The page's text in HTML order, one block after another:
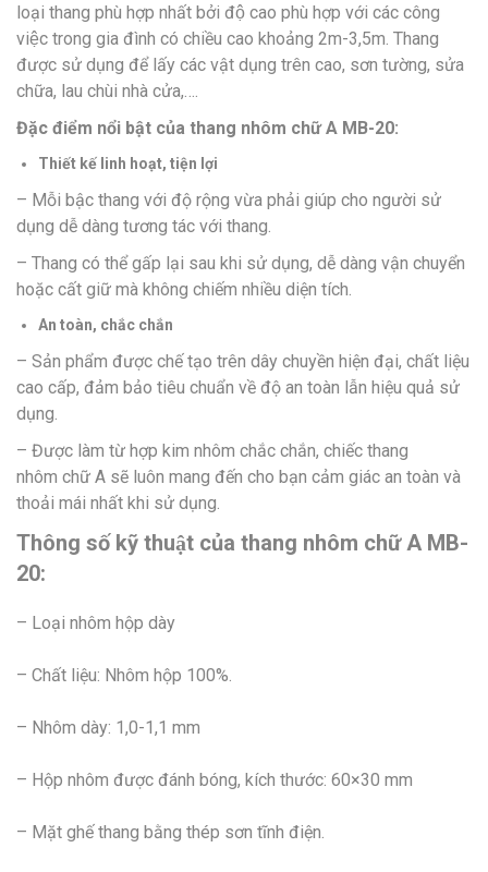
loại thang phù hợp nhất bởi độ cao phù hợp với các công
việc trong gia đình có chiều cao khoảng 2m-3,5m. Thang
được sử dụng để lấy các vật dụng trên cao, sơn tường, sửa
chữa, lau chùi nhà cửa,….
Đặc điểm nổi bật của thang nhôm chữ A MB-20:
Thiết kế linh hoạt, tiện lợi
– Mỗi bậc thang với độ rộng vừa phải giúp cho người sử
dụng dễ dàng tương tác với thang.
– Thang có thể gấp lại sau khi sử dụng, dễ dàng vận chuyển
hoặc cất giữ mà không chiếm nhiều diện tích.
An toàn, chắc chắn
– Sản phẩm được chế tạo trên dây chuyền hiện đại, chất liệu
cao cấp, đảm bảo tiêu chuẩn về độ an toàn lẫn hiệu quả sử
dụng.
– Được làm từ hợp kim nhôm chắc chắn, chiếc thang
nhôm chữ A sẽ luôn mang đến cho bạn cảm giác an toàn và
thoải mái nhất khi sử dụng.
Thông số kỹ thuật của thang nhôm chữ A MB-
20:
– Loại nhôm hộp dày
– Chất liệu: Nhôm hộp 100%.
– Nhôm dày: 1,0-1,1 mm
– Hộp nhôm được đánh bóng, kích thước: 60×30 mm
– Mặt ghế thang bằng thép sơn tĩnh điện.